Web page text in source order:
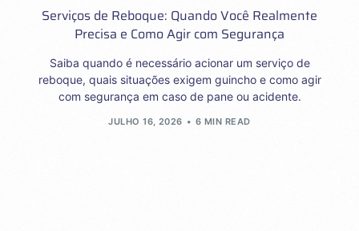
Serviços de Reboque: Quando Você Realmente
Precisa e Como Agir com Segurança
Saiba quando é necessário acionar um serviço de
reboque, quais situações exigem guincho e como agir
com segurança em caso de pane ou acidente.
JULHO 16, 2026 6 MIN READ